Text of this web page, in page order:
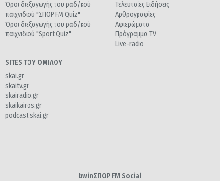
Όροι διεξαγωγής του ραδ/κού
παιχνιδιού "ΣΠΟΡ FM Quiz"
Όροι διεξαγωγής του ραδ/κού
παιχνιδιού "Sport Quiz"
Τελευταίες Ειδήσεις
Αρθρογραφίες
Αφιερώματα
Πρόγραμμα TV
Live-radio
SITES ΤΟΥ ΟΜΙΛΟΥ
skai.gr
skaitv.gr
skairadio.gr
skaikairos.gr
podcast.skai.gr
bwinΣΠΟΡ FM Social